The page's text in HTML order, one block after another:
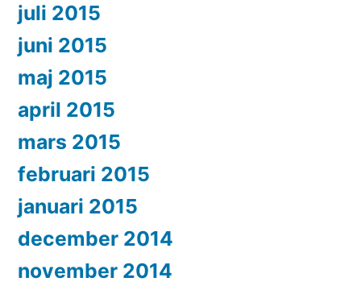
juli 2015
juni 2015
maj 2015
april 2015
mars 2015
februari 2015
januari 2015
december 2014
november 2014